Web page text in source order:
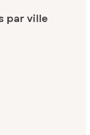
par ville